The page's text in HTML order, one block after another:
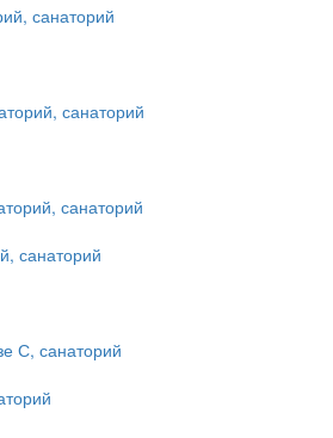
санаторий
санаторий
санаторий
санаторий
С, санаторий